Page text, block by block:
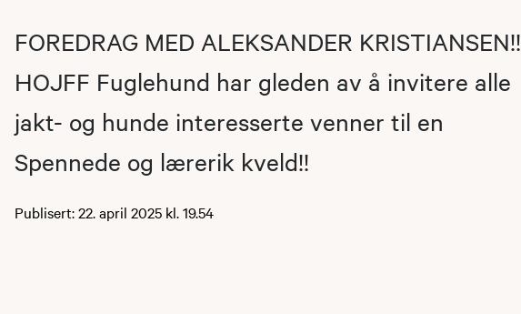
FOREDRAG MED ALEKSANDER KRISTIANSEN!!
HOJFF Fuglehund har gleden av å invitere alle
jakt- og hunde interesserte venner til en
Spennede og lærerik kveld!!
Publisert: 22. april 2025 kl. 19.54